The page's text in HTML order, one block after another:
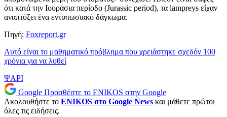
ότι κατά την Ιουράσια περίοδο (Jurassic period), τα lampreys είχαν
αναπτύξει ένα εντυπωσιακό δάγκωμα.
Πηγή: Foxreport.gr
Αυτό είναι το μαθηματικό πρόβλημα που χρειάστηκε σχεδόν 100
χρόνια για να λυθεί
ΨΑΡΙ
Google Προσθέστε το ENIKOS στην Google
Ακολουθήστε το ENIKOS στο Google News και μάθετε πρώτοι
όλες τις ειδήσεις.